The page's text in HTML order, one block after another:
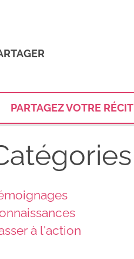
PARTAGEZ VOTRE RÉCIT
à l'action